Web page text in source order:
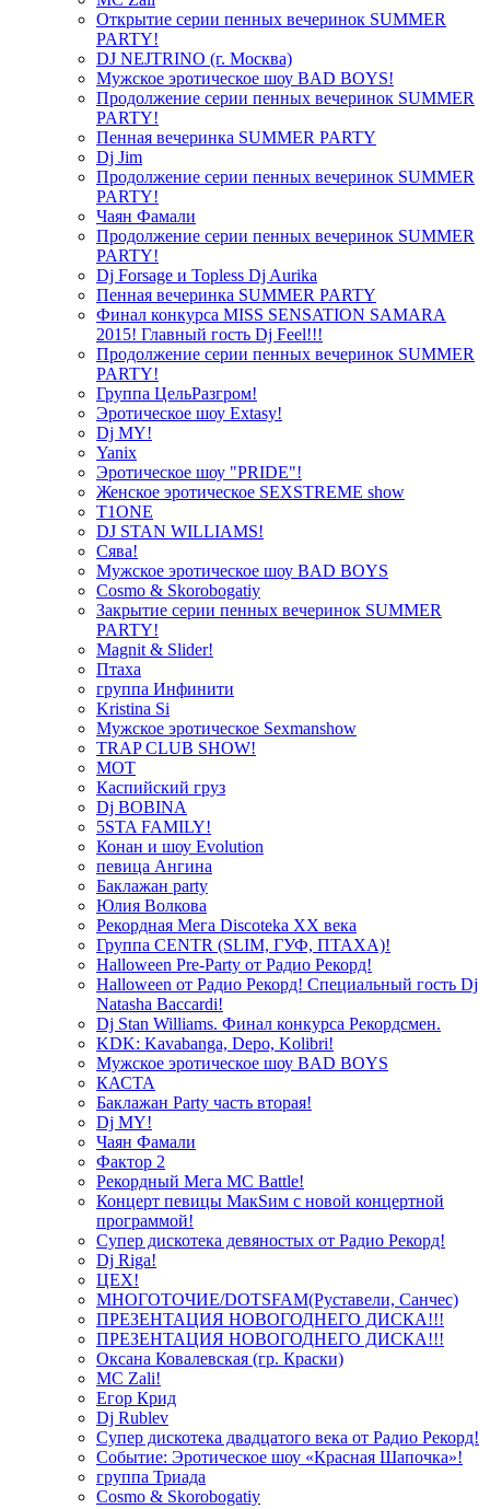
Открытие серии пенных вечеринок SUMMER
PARTY!
DJ NEJTRINO (г. Москва)
Мужское эротическое шоу BAD BOYS!
Продолжение серии пенных вечеринок SUMMER
PARTY!
Пенная вечеринка SUMMER PARTY
Dj Jim
Продолжение серии пенных вечеринок SUMMER
PARTY!
Чаян Фамали
Продолжение серии пенных вечеринок SUMMER
PARTY!
Dj Forsage и Topless Dj Aurika
Пенная вечеринка SUMMER PARTY
Финал конкурса MISS SENSATION SAMARA
2015! Главный гость Dj Feel!!!
Продолжение серии пенных вечеринок SUMMER
PARTY!
Группа ЦельРазгром!
Эротическое шоу Extasy!
Dj MY!
Yanix
Эротическое шоу "PRIDE"!
Женское эротическое SEXSTREME show
T1ONE
DJ STAN WILLIAMS!
Сява!
Мужское эротическое шоу BAD BOYS
Cosmo & Skorobogatiy
Закрытие серии пенных вечеринок SUMMER
PARTY!
Magnit & Slider!
Птаха
группа Инфинити
Kristina Si
Мужское эротическое Sexmanshow
TRAP CLUB SHOW!
МОТ
Каспийский груз
Dj BOBINA
5STA FAMILY!
Конан и шоу Evolution
певица Ангина
Баклажан party
Юлия Волкова
Рекордная Мега Discoteka XX века
Группа CENTR (SLIM, ГУФ, ПТАХА)!
Halloween Pre-Party от Радио Рекорд!
Halloween от Радио Рекорд! Специальный гость Dj
Natasha Baccardi!
Dj Stan Williams. Финал конкурса Рекордсмен.
KDK: Kavabanga, Depo, Kolibri!
Мужское эротическое шоу BAD BOYS
КАСТА
Баклажан Party часть вторая!
Dj MY!
Чаян Фамали
Фактор 2
Рекордный Мега МС Battle!
Концерт певицы МакSим с новой концертной
программой!
Супер дискотека девяностых от Радио Рекорд!
Dj Riga!
ЦЕХ!
МНОГОТОЧИЕ/DOTSFAM(Руставели, Санчес)
ПРЕЗЕНТАЦИЯ НОВОГОДНЕГО ДИСКА!!!
ПРЕЗЕНТАЦИЯ НОВОГОДНЕГО ДИСКА!!!
Оксана Ковалевская (гр. Краски)
MC Zali!
Егор Крид
Dj Rublev
Супер дискотека двадцатого века от Радио Рекорд!
Событие: Эротическое шоу «Красная Шапочка»!
группа Триада
Cosmo & Skorobogatiy